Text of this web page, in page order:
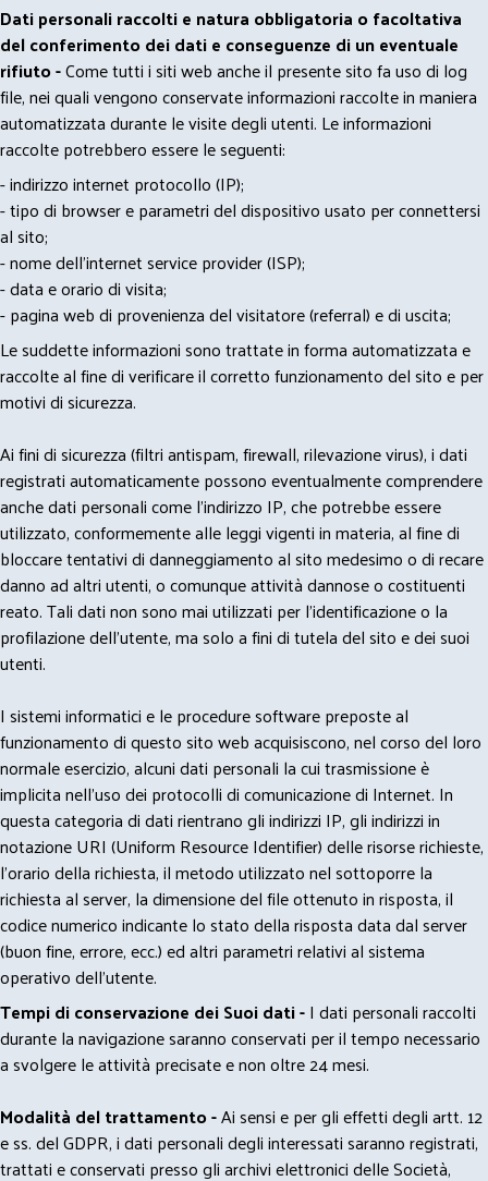
Dati personali raccolti e natura obbligatoria o facoltativa
del conferimento dei dati e conseguenze di un eventuale
rifiuto -Come tutti i siti web anche il presente sito fa uso di log
file, nei quali vengono conservate informazioni raccolte in maniera
automatizzata durante le visite degli utenti. Le informazioni
raccolte potrebbero essere le seguenti:
- indirizzo internet protocollo (IP);
- tipo di browser e parametri del dispositivo usato per connettersi
al sito;
- nome dell'internet service provider (ISP);
- data e orario di visita;
- pagina web di provenienza del visitatore (referral) e di uscita;
Le suddette informazioni sono trattate in forma automatizzata e
raccolte al fine di verificare il corretto funzionamento del sito e per
motivi di sicurezza.
Ai fini di sicurezza (filtri antispam, firewall, rilevazione virus), i dati
registrati automaticamente possono eventualmente comprendere
anche dati personali come l'indirizzo IP, che potrebbe essere
utilizzato, conformemente alle leggi vigenti in materia, al fine di
bloccare tentativi di danneggiamento al sito medesimo o di recare
danno ad altri utenti, o comunque attività dannose o costituenti
reato. Tali dati non sono mai utilizzati per l'identificazione o la
profilazione dell'utente, ma solo a fini di tutela del sito e dei suoi
utenti.
I sistemi informatici e le procedure software preposte al
funzionamento di questo sito web acquisiscono, nel corso del loro
normale esercizio, alcuni dati personali la cui trasmissione è
implicita nell'uso dei protocolli di comunicazione di Internet. In
questa categoria di dati rientrano gli indirizzi IP, gli indirizzi in
notazione URI (Uniform Resource Identifier) delle risorse richieste,
l'orario della richiesta, il metodo utilizzato nel sottoporre la
richiesta al server, la dimensione del file ottenuto in risposta, il
codice numerico indicante lo stato della risposta data dal server
(buon fine, errore, ecc.) ed altri parametri relativi al sistema
operativo dell'utente.
Tempi di conservazione dei Suoi dati -I dati personali raccolti
durante la navigazione saranno conservati per il tempo necessario
a svolgere le attività precisate e non oltre 24 mesi.
Modalità del trattamento -Ai sensi e per gli effetti degli artt. 12
e ss. del GDPR, i dati personali degli interessati saranno registrati,
trattati e conservati presso gli archivi elettronici delle Società,